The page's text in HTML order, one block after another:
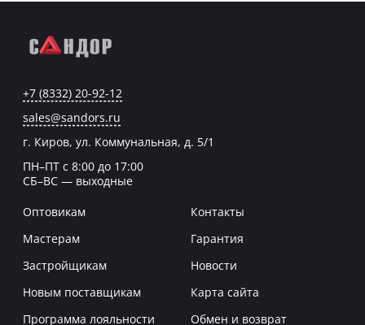
+7 (8332) 20-92-12
sales@sandors.ru
г. Киров, ул. Коммунальная, д. 5/1
ПН–ПТ с 8:00 до 17:00
СБ–ВС — выходные
Оптовикам
Мастерам
Застройщикам
Новым поставщикам
Программа лояльности
Контакты
Гарантия
Новости
Карта сайта
Обмен и возврат